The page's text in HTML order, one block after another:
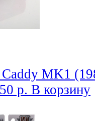
MK1
р. В корзину